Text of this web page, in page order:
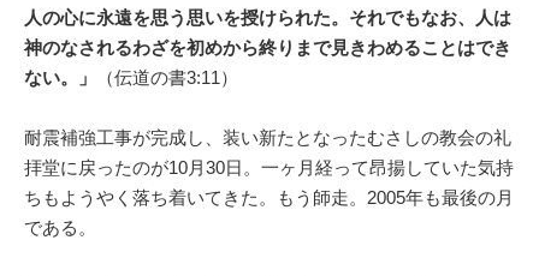
人の心に永遠を思う思いを授けられた。それでもなお、人は
神のなされるわざを初めから終りまで見きわめることはでき
ない。」
（伝道の書3:11）
耐震補強工事が完成し、装い新たとなったむさしの教会の礼
拝堂に戻ったのが10月30日。一ヶ月経って昂揚していた気持
ちもようやく落ち着いてきた。もう師走。2005年も最後の月
である。